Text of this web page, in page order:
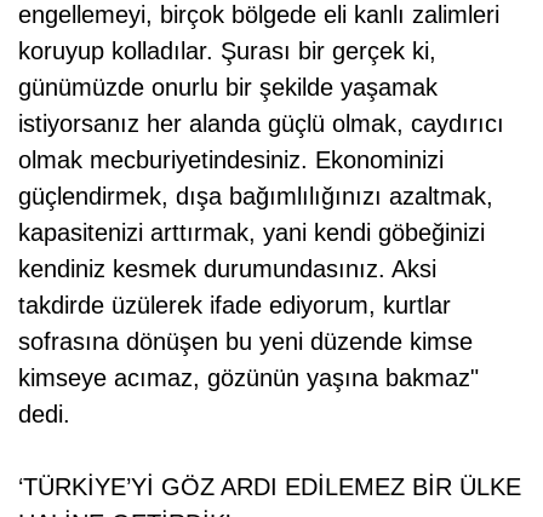
engellemeyi, birçok bölgede eli kanlı zalimleri
koruyup kolladılar. Şurası bir gerçek ki,
günümüzde onurlu bir şekilde yaşamak
istiyorsanız her alanda güçlü olmak, caydırıcı
olmak mecburiyetindesiniz. Ekonominizi
güçlendirmek, dışa bağımlılığınızı azaltmak,
kapasitenizi arttırmak, yani kendi göbeğinizi
kendiniz kesmek durumundasınız. Aksi
takdirde üzülerek ifade ediyorum, kurtlar
sofrasına dönüşen bu yeni düzende kimse
kimseye acımaz, gözünün yaşına bakmaz"
dedi.
‘TÜRKİYE’Yİ GÖZ ARDI EDİLEMEZ BİR ÜLKE